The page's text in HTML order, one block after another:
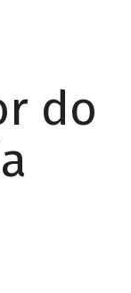
do